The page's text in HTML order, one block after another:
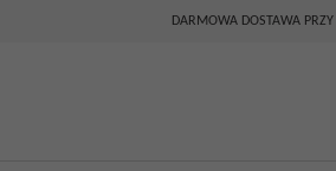
DARMOWA DOSTAWA